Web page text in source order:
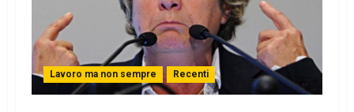
Lavoro ma non sempre Recenti